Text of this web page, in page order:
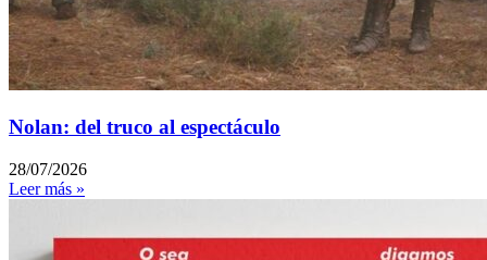
Nolan: del truco al espectáculo
28/07/2026
Leer más »